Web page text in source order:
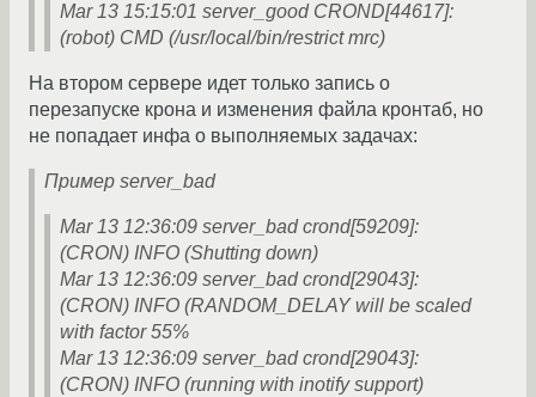
Mar 13 15:15:01 server_good CROND[44617]:
(robot) CMD (/usr/local/bin/restrict mrc)
На втором сервере идет только запись о
перезапуске крона и изменения файла кронтаб, но
не попадает инфа о выполняемых задачах:
Пример server_bad
Mar 13 12:36:09 server_bad crond[59209]:
(CRON) INFO (Shutting down)
Mar 13 12:36:09 server_bad crond[29043]:
(CRON) INFO (RANDOM_DELAY will be scaled
with factor 55%
Mar 13 12:36:09 server_bad crond[29043]:
(CRON) INFO (running with inotify support)